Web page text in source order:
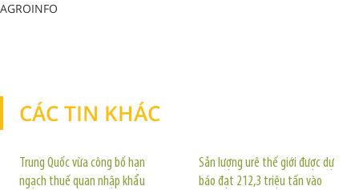
AGROINFO
CÁC TIN KHÁC
Trung Quốc vừa công bố hạn
ngạch thuế quan nhập khẩu
Sản lượng urê thế giới được dự
báo đạt 212,3 triệu tấn vào